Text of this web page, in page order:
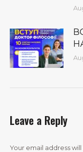
Leave a Reply
Your email address